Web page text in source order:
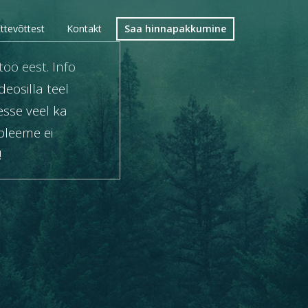
Kontakt Saa hinnapakkumine
eest. Info
teel
veel ka
ei